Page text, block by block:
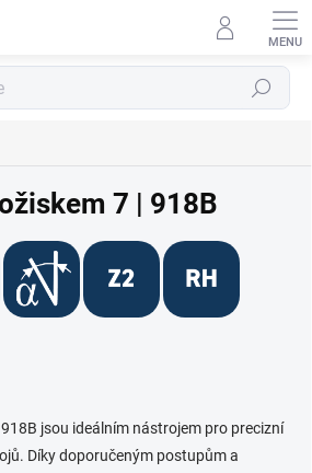
Hledat
7 | 918B
jsou ideálním nástrojem pro precizní
Díky doporučeným postupům a